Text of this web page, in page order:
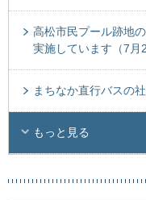
高松市民プール跡地
実施しています（7月
まちなか直行バスの
もっと見る